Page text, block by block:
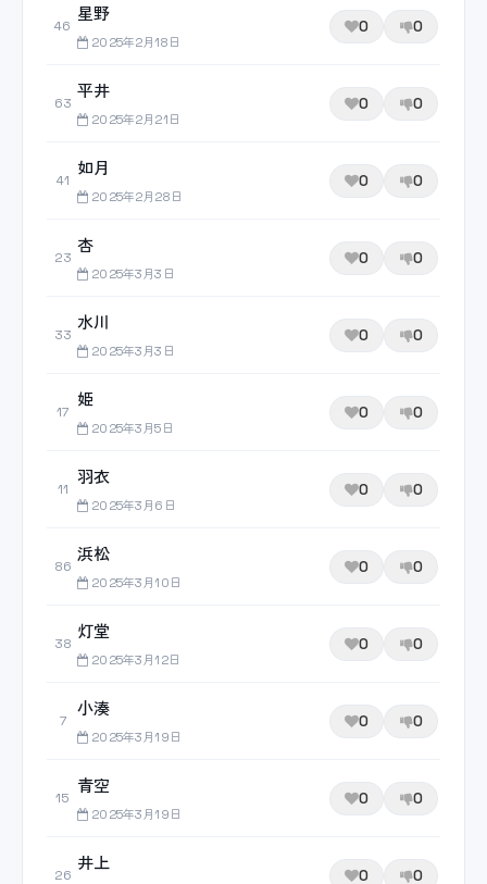
46
星野
2025年2月18日
0 0
63
平井
2025年2月21日
0 0
41
如月
2025年2月28日
0 0
23
杏
2025年3月3日
0 0
33
水川
2025年3月3日
0 0
17
姫
2025年3月5日
0 0
11
羽衣
2025年3月6日
0 0
86
浜松
2025年3月10日
0 0
38
灯堂
2025年3月12日
0 0
7
小湊
2025年3月19日
0 0
15
青空
2025年3月19日
0 0
26
井上
0 0